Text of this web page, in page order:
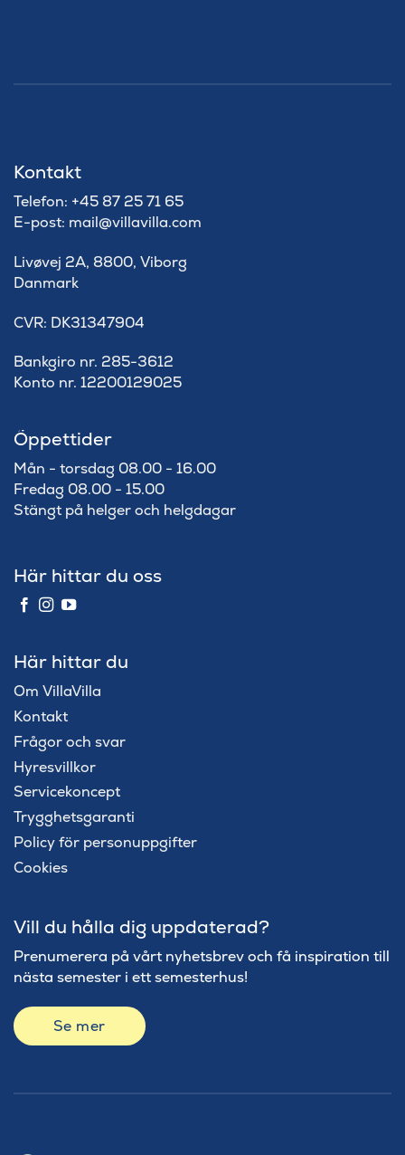
Kontakt
Telefon: +45 87 25 71 65
E-post: mail@villavilla.com
Livøvej 2A, 8800, Viborg
Danmark
​CVR: DK31347904
Bankgiro nr. 285-3612
Konto nr. 12200129025
Öppettider
Mån - torsdag 08.00 - 16.00
Fredag 08.00 - 15.00
Stängt på helger och helgdagar
Här hittar du oss
Här hittar du
Om VillaVilla
Kontakt
Frågor och svar
Hyresvillkor
Servicekoncept
Trygghetsgaranti
Policy för personuppgifter
Cookies
Vill du hålla dig uppdaterad?
Prenumerera på vårt nyhetsbrev och få inspiration till
nästa semester i ett semesterhus!
Se mer